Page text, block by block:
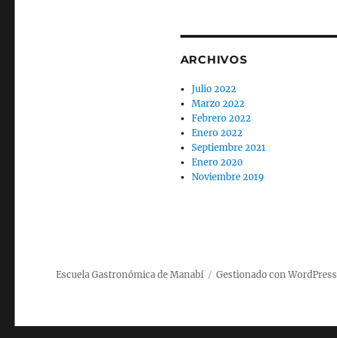
ARCHIVOS
Julio 2022
Marzo 2022
Febrero 2022
Enero 2022
Septiembre 2021
Enero 2020
Noviembre 2019
Escuela Gastronómica de Manabí Gestionado con WordPress